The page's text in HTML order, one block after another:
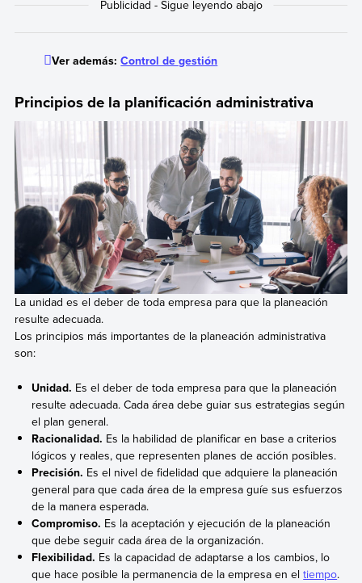
Ver además:Control de gestión
Principios de la planificación administrativa
La unidad es el deber de toda empresa para que la planeación
resulte adecuada.
Los principios más importantes de la planeación administrativa
son:
Unidad. Es el deber de toda empresa para que la planeación
resulte adecuada. Cada área debe guiar sus estrategias según
el plan general.
Racionalidad. Es la habilidad de planificar en base a criterios
lógicos y reales, que representen planes de acción posibles.
Precisión. Es el nivel de fidelidad que adquiere la planeación
general para que cada área de la empresa guíe sus esfuerzos
de la manera esperada.
Compromiso. Es la aceptación y ejecución de la planeación
que debe seguir cada área de la organización.
Flexibilidad. Es la capacidad de adaptarse a los cambios, lo
que hace posible la permanencia de la empresa en eltiempo.